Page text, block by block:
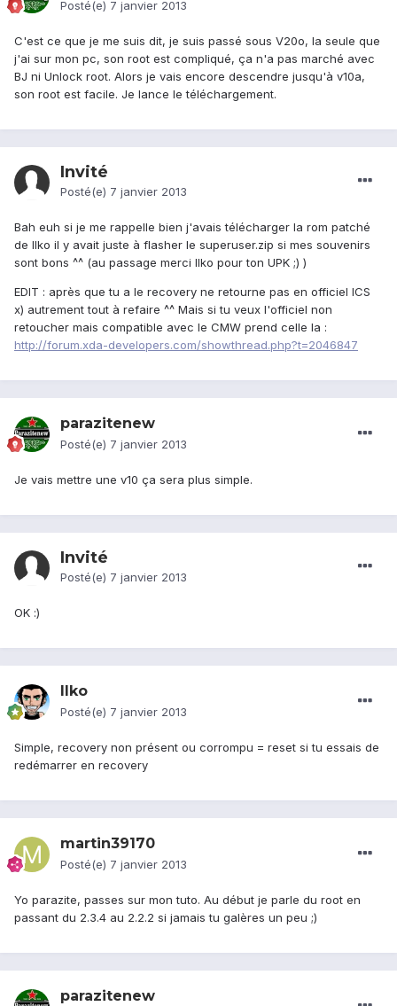
Posté(e) 7 janvier 2013
C'est ce que je me suis dit, je suis passé sous V20o, la seule que
j'ai sur mon pc, son root est compliqué, ça n'a pas marché avec
BJ ni Unlock root. Alors je vais encore descendre jusqu'à v10a,
son root est facile. Je lance le téléchargement.
Invité
Posté(e) 7 janvier 2013
Bah euh si je me rappelle bien j'avais télécharger la rom patché
de IIko il y avait juste à flasher le superuser.zip si mes souvenirs
sont bons ^^ (au passage merci IIko pour ton UPK ;) )
EDIT : après que tu a le recovery ne retourne pas en officiel ICS
x) autrement tout à refaire ^^ Mais si tu veux l'officiel non
retoucher mais compatible avec le CMW prend celle la :
http://forum.xda-developers.com/showthread.php?t=2046847
parazitenew
Posté(e) 7 janvier 2013
Je vais mettre une v10 ça sera plus simple.
Invité
Posté(e) 7 janvier 2013
OK :)
Ilko
Posté(e) 7 janvier 2013
Simple, recovery non présent ou corrompu = reset si tu essais de
redémarrer en recovery
martin39170
Posté(e) 7 janvier 2013
Yo parazite, passes sur mon tuto. Au début je parle du root en
passant du 2.3.4 au 2.2.2 si jamais tu galères un peu ;)
parazitenew